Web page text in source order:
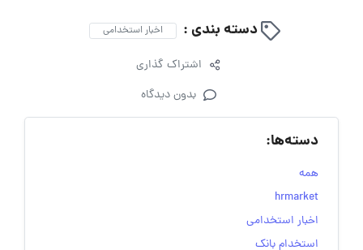
دسته بندی : اخبار استخدامی
اشتراک گذاری
بدون دیدگاه
دسته‌ها:
همه
hrmarket
اخبار استخدامی
استخدام بانک